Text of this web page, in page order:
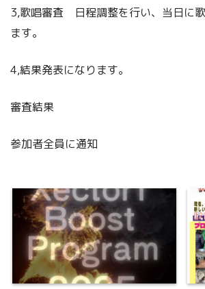
3,歌唱審査 日程調整を行い、当日に
ます。
4,結果発表になります。
審査結果
参加者全員に通知